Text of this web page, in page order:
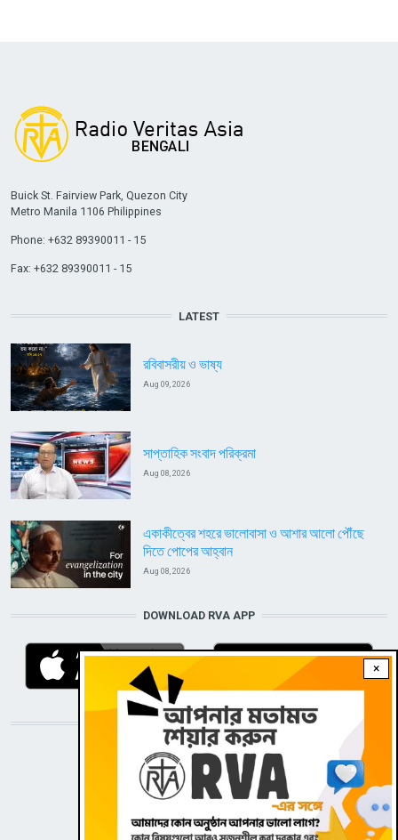
×
Buick St. Fairview Park, Quezon City
Metro Manila 1106 Philippines
Phone: +632 89390011 - 15
Fax: +632 89390011 - 15
LATEST
রবিবাসরীয় ও ভাষ্য
Aug 09, 2026
সাপ্তাহিক সংবাদ পরিক্রমা
Aug 08, 2026
একাকীত্বের শহরে ভালোবাসা ও আশার আলো পৌঁছে
দিতে পোপের আহ্বান
Aug 08, 2026
DOWNLOAD RVA APP
STAY CONNECTED WITH US!